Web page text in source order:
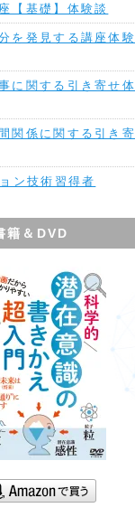
【基礎】体験談
を発見する講座体験
に関する引き寄せ体
関係に関する引き寄
ン技術習得者
籍＆DVD